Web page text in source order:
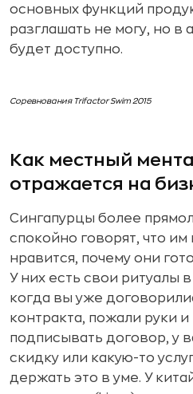
основных функций
разглашать не могу, но в
будет доступно.
Соревнования Trifactor Swim 2015
Как местный
отражается на
Сингапурцы более
спокойно говорят, что им
нравится, почему они
У них есть свои ритуалы
когда вы уже
контракта, пожали руки
подписывать договор, у
скидку или какую-то
держать это в уме. У